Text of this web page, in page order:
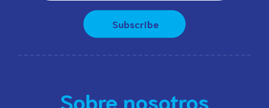
Subscribe
Sobre nosotros